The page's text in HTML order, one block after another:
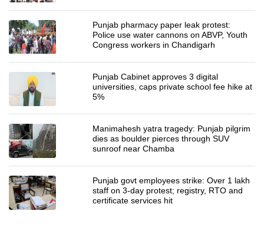
Punjab pharmacy paper leak protest:
Police use water cannons on ABVP, Youth
Congress workers in Chandigarh
Punjab Cabinet approves 3 digital
universities, caps private school fee hike at
5%
Manimahesh yatra tragedy: Punjab pilgrim
dies as boulder pierces through SUV
sunroof near Chamba
Punjab govt employees strike: Over 1 lakh
staff on 3-day protest; registry, RTO and
certificate services hit